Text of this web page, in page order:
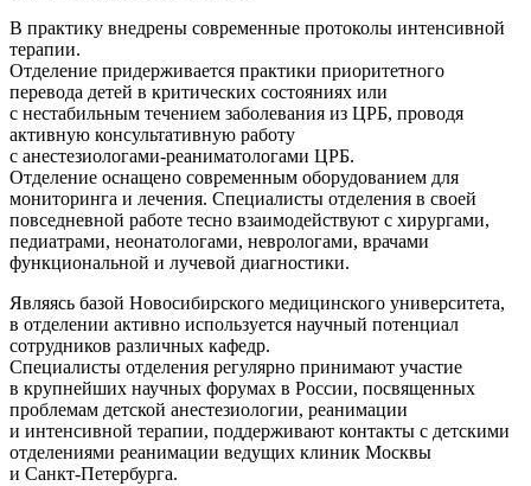
В практику внедрены современные протоколы интенсивной
терапии.
Отделение придерживается практики приоритетного
перевода детей в критических состояниях или
с нестабильным течением заболевания из ЦРБ, проводя
активную консультативную работу
с анестезиологами-реаниматологами ЦРБ.
Отделение оснащено современным оборудованием для
мониторинга и лечения. Специалисты отделения в своей
повседневной работе тесно взаимодействуют с хирургами,
педиатрами, неонатологами, неврологами, врачами
функциональной и лучевой диагностики.
Являясь базой Новосибирского медицинского университета,
в отделении активно используется научный потенциал
сотрудников различных кафедр.
Специалисты отделения регулярно принимают участие
в крупнейших научных форумах в России, посвященных
проблемам детской анестезиологии, реанимации
и интенсивной терапии, поддерживают контакты с детскими
отделениями реанимации ведущих клиник Москвы
и Санкт-Петербурга.